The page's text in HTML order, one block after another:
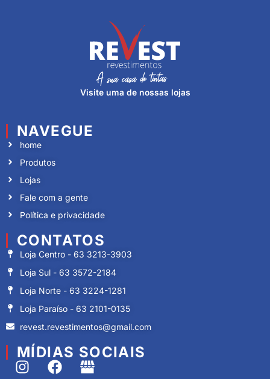
Visite uma de nossas lojas
NAVEGUE
home
Produtos
Lojas
Fale com a gente
Política e privacidade
CONTATOS
Loja Centro - 63 3213-3903
Loja Sul - 63 3572-2184
Loja Norte - 63 3224-1281
Loja Paraíso - 63 2101-0135
revest.revestimentos@gmail.com
MÍDIAS SOCIAIS